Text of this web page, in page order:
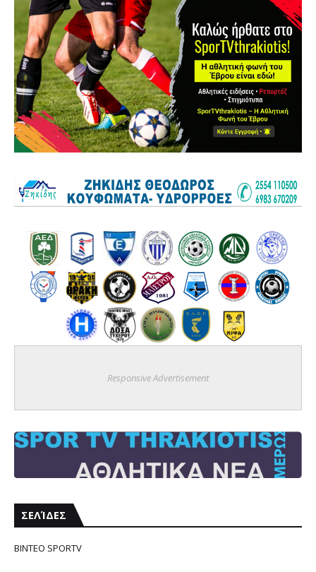
Responsive Advertisement
ΣΕΛΊΔΕΣ
ΒΙΝΤΕΟ SPORTV